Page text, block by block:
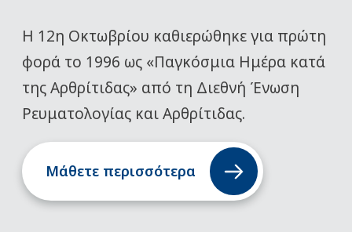
Η 12η Οκτωβρίου καθιερώθηκε για πρώτη
φορά το 1996 ως «Παγκόσμια Ημέρα κατά
της Αρθρίτιδας» από τη Διεθνή Ένωση
Ρευματολογίας και Αρθρίτιδας.
Μάθετε περισσότερα